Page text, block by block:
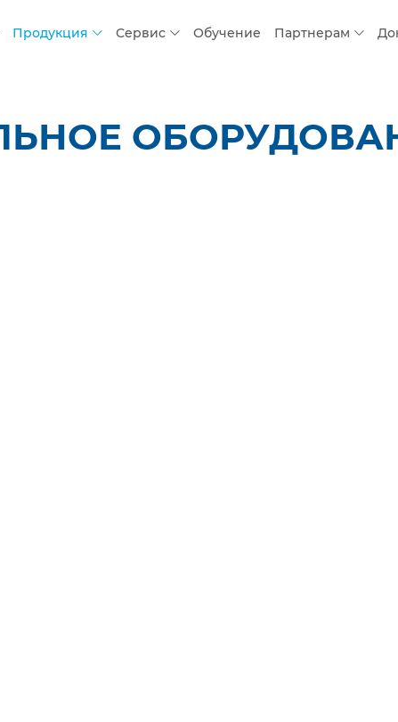
Продукция Сервис Обучение Партнерам